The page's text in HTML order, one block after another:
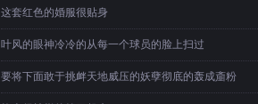
这套红色的婚服很贴身
叶风的眼神冷冷的从每一个球员的脸上扫过
要将下面敢于挑衅天地威压的妖孽彻底的轰成齑粉